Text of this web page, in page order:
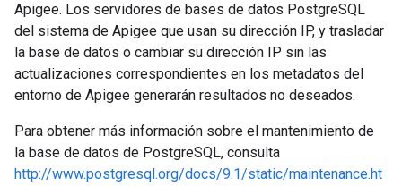
Apigee. Los servidores de bases de datos PostgreSQL
del sistema de Apigee que usan su dirección IP, y trasladar
la base de datos o cambiar su dirección IP sin las
actualizaciones correspondientes en los metadatos del
entorno de Apigee generarán resultados no deseados.
Para obtener más información sobre el mantenimiento de
la base de datos de PostgreSQL, consulta
http://www.postgresql.org/docs/9.1/static/maintenance.ht